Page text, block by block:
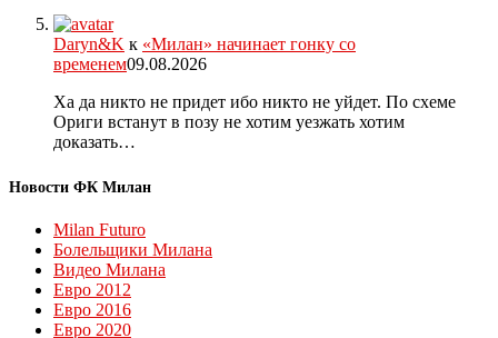
Daryn&K к «Милан» начинает гонку со
временем09.08.2026
Ха да никто не придет ибо никто не уйдет. По схеме
Ориги встанут в позу не хотим уезжать хотим
доказать…
Новости ФК Милан
Milan Futuro
Болельщики Милана
Видео Милана
Евро 2012
Евро 2016
Евро 2020